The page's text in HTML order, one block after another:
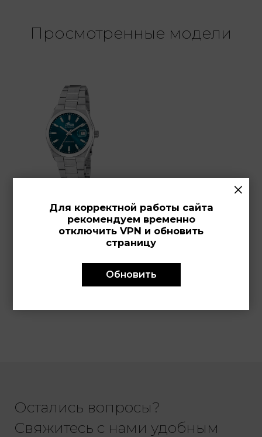
Просмотренные модели
LOTUS
18996/4
автоматический механизм,
Остались вопросы?
Свяжитесь с нами удобным
×
Для корректной работы сайта
рекомендуем временно
отключить VPN и обновить
страницу
Обновить